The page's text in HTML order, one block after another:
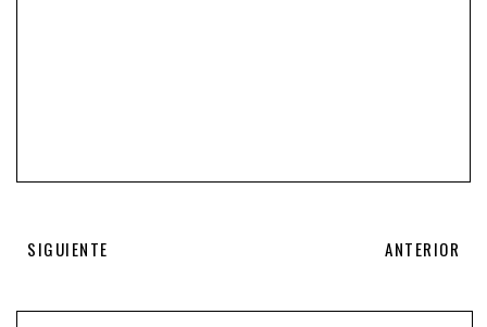
SIGUIENTE ANTERIOR